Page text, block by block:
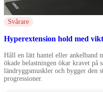
Svårare
Hyperextension hold med vikt
Håll en lätt hantel eller ankelband
ökade belastningen ökar kravet på
ländryggsmuskler och bygger den
progressioner.